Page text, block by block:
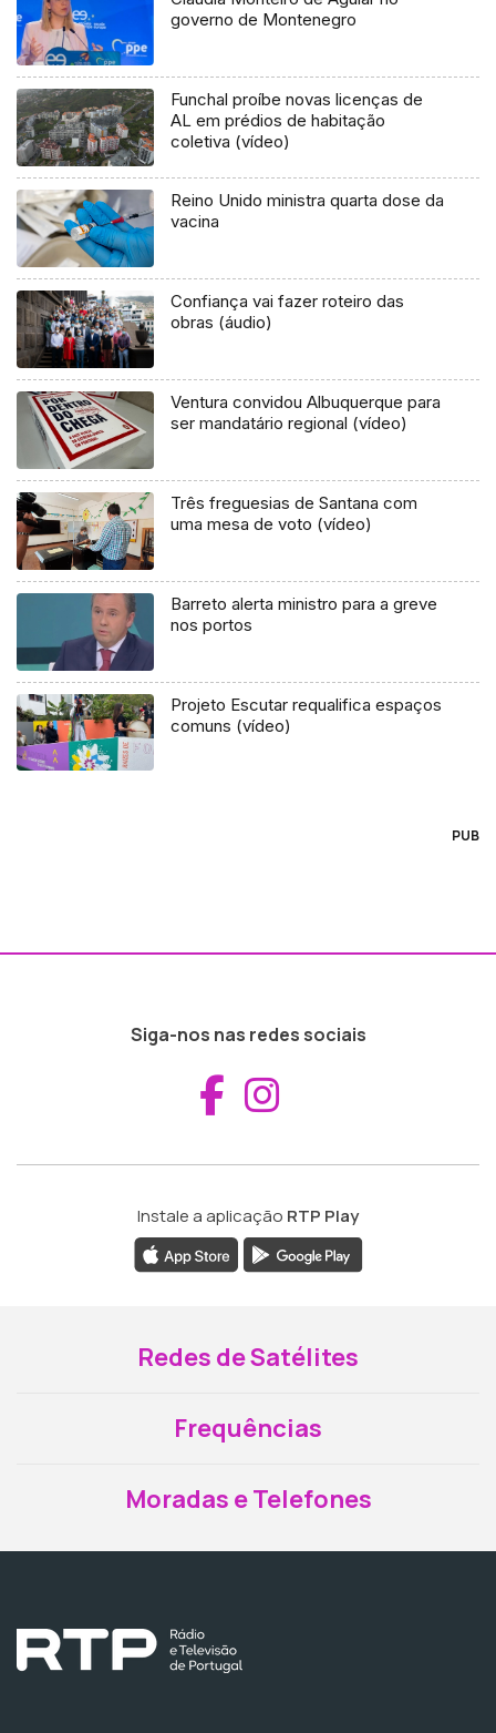
governo de Montenegro
Funchal proíbe novas licenças de
AL em prédios de habitação
coletiva (vídeo)
Reino Unido ministra quarta dose da
vacina
Confiança vai fazer roteiro das
obras (áudio)
Ventura convidou Albuquerque para
ser mandatário regional (vídeo)
Três freguesias de Santana com
uma mesa de voto (vídeo)
Barreto alerta ministro para a greve
nos portos
Projeto Escutar requalifica espaços
comuns (vídeo)
PUB
Siga-nos nas redes sociais
Aceder ao
Instale a aplicação RTP Play
Redes de Satélites
Frequências
Moradas e Telefones